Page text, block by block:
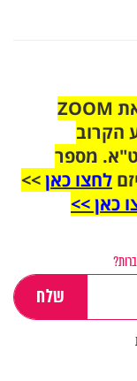
הצטרפו לקבוצת הוואטסאפ לקראת ZOOM
הקרוב
מספר
לחצו כאן>>
כאן >>